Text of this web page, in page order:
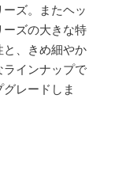
ズ。またヘッ
ーズの大きな特
、きめ細やか
インナップで
レードしま